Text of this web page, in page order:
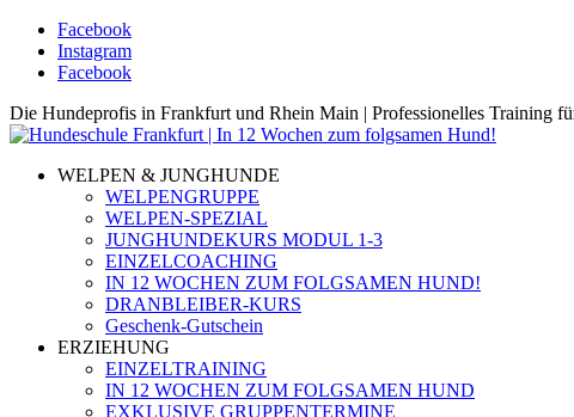
Facebook
Instagram
Facebook
Die Hundeprofis in Frankfurt und Rhein Main | Professionelles Training
WELPEN & JUNGHUNDE
WELPENGRUPPE
WELPEN-SPEZIAL
JUNGHUNDEKURS MODUL 1-3
EINZELCOACHING
IN 12 WOCHEN ZUM FOLGSAMEN HUND!
DRANBLEIBER-KURS
Geschenk-Gutschein
ERZIEHUNG
EINZELTRAINING
IN 12 WOCHEN ZUM FOLGSAMEN HUND
EXKLUSIVE GRUPPENTERMINE